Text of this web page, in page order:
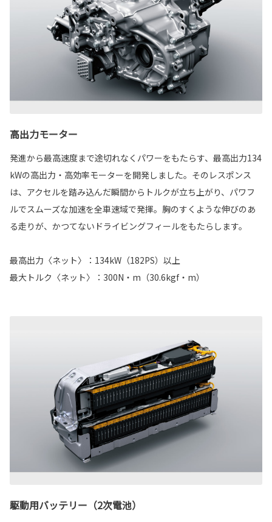
高出力モーター
発進から最高速度まで途切れなくパワーをもたらす、最高出力134
kWの高出力・高効率モーターを開発しました。そのレスポンス
は、アクセルを踏み込んだ瞬間からトルクが立ち上がり、パワフ
ルでスムーズな加速を全車速域で発揮。胸のすくような伸びのあ
る走りが、かつてないドライビングフィールをもたらします。
最高出力〈ネット〉：134kW（182PS）以上
最大トルク〈ネット〉：300N・m（30.6kgf・m）
駆動用バッテリー（2次電池）